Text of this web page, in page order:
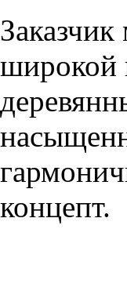
широкой
концепт.